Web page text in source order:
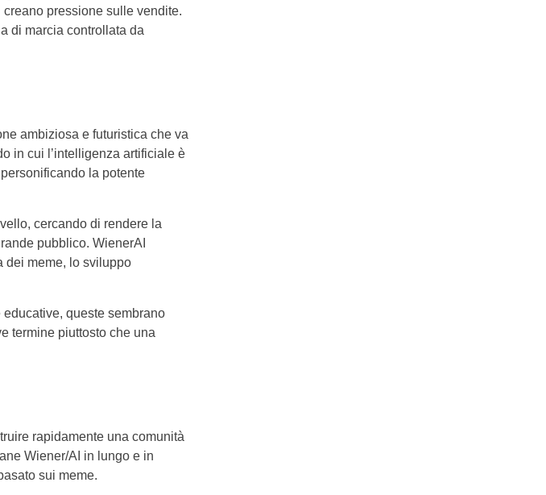
pressione sulle vendite.
di marcia controllata da
ambiziosa e futuristica che va
in cui l’intelligenza artificiale è
la potente
cercando di rendere la
pubblico. WienerAI
dei meme, lo sviluppo
queste sembrano
termine piuttosto che una
rapidamente una comunità
Wiener/AI in lungo e in
sui meme.